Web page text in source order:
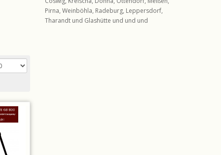
Pirna, Weinböhla, Radeburg, Leppersdorf,
Tharandt und Glashütte und und und